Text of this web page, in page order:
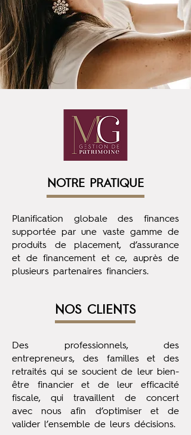
NOTRE PRATIQUE
Planification globale des finances
supportée par une vaste gamme de
produits de placement, d’assurance
et de financement et ce, auprès de
plusieurs partenaires financiers.
NOS CLIENTS
Des professionnels, des
entrepreneurs, des familles et des
retraités qui se soucient de leur bien-
être financier et de leur efficacité
fiscale, qui travaillent de concert
avec nous afin d’optimiser et de
valider l’ensemble de leurs décisions.